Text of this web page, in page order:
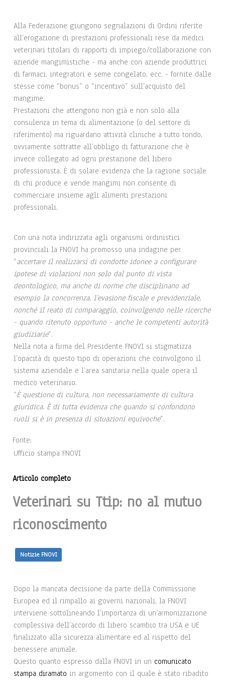
Alla Federazione giungono segnalazioni di Ordini riferite
all’erogazione di prestazioni professionali rese da medici
veterinari titolari di rapporti di impiego/collaborazione con
aziende mangimistiche - ma anche con aziende produttrici
di farmaci, integratori e seme congelato, ecc. - fornite dalle
stesse come “bonus” o “incentivo” sull’acquisto del
mangime.
Prestazioni che attengono non già e non solo alla
consulenza in tema di alimentazione (o del settore di
riferimento) ma riguardano attività cliniche a tutto tondo,
ovviamente sottratte all’obbligo di fatturazione che è
invece collegato ad ogni prestazione del libero
professionista. È di solare evidenza che la ragione sociale
di chi produce e vende mangimi non consente di
commerciare insieme agli alimenti prestazioni
professionali.
Con una nota indirizzata agli organismi ordinistici
provinciali la FNOVI ha promosso una indagine per
“accertare il realizzarsi di condotte idonee a configurare
ipotese di violazioni non solo dal punto di vista
deontologico, ma anche di norme che disciplinano ad
esempio la concorrenza, l’evasione fiscale e previdenziale,
nonché il reato di comparaggio, coinvolgendo nelle ricerche
- quando ritenuto opportuno - anche le competenti autorità
giudiziarie”.
Nella nota a firma del Presidente FNOVI si stigmatizza
l’opacità di questo tipo di operazioni che coinvolgono il
sistema aziendale e l’area sanitaria nella quale opera il
medico veterinario.
“Èquestione di cultura, non necessariamente di cultura
giuridica. È di tutta evidenza che quando si confondono
ruoli si è in presenza di situazioni equivoche”.
Fonte:
Ufficio stampa FNOVI
Articolo completo
Veterinari su Ttip: no al mutuo
riconoscimento
Notizie FNOVI
Dopo la mancata decisione da parte della Commissione
Europea ed il rimpallo ai governi nazionali, la FNOVI
interviene sottolineando l’importanza di un’armonizzazione
complessiva dell’accordo di libero scambio tra USA e UE
finalizzato alla sicurezza alimentare ed al rispetto del
benessere animale.
Questo quanto espresso dalla FNOVI in un comunicato
stampa diramato in argomento con il quale è stato ribadito